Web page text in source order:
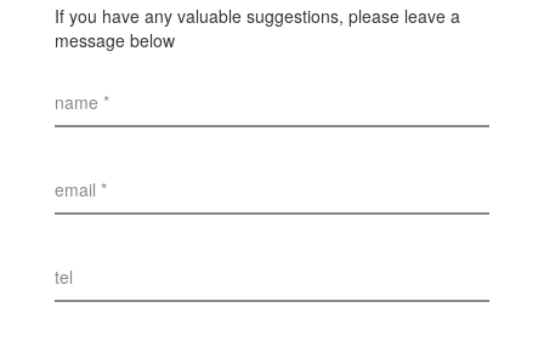
If you have any valuable suggestions, please leave a
message below
name *
email *
tel